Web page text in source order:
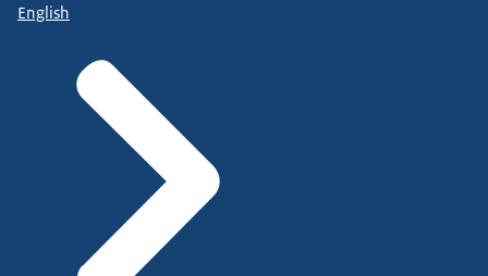
English